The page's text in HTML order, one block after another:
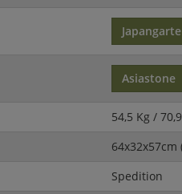
Asiastone
54,5 Kg /
64x32x57cm
Spedition